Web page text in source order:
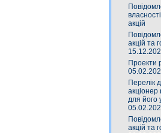
акцій
акцій та
Проекти
Перелік
акціонер
для його
акцій та